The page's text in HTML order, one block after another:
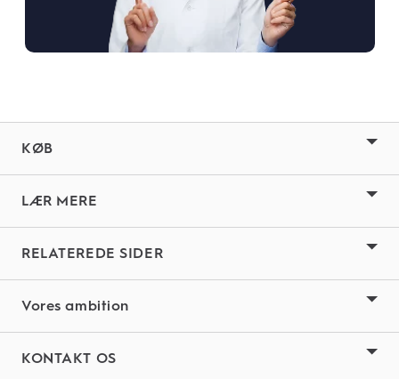
KØB
LÆR MERE
RELATEREDE SIDER
Vores ambition
KONTAKT OS